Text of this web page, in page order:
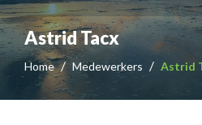
Astrid Tacx
Home Medewerkers Astrid